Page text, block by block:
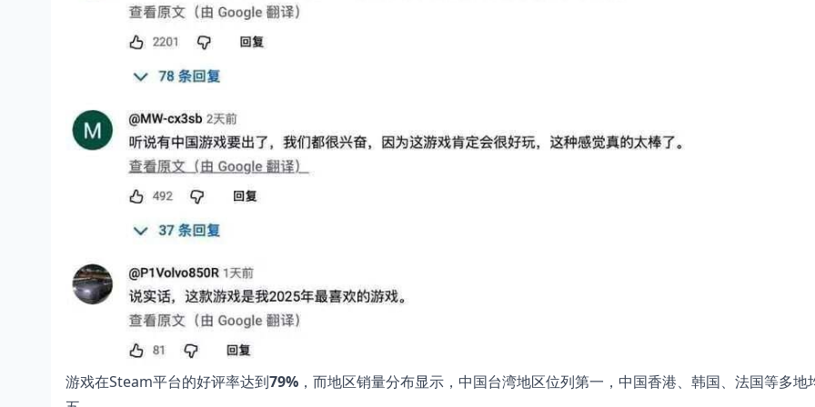
游戏在Steam平台的好评率达到79% ，而地区销量分布显示，中国台湾地区位列第一，中国香港、韩国、法国等多地